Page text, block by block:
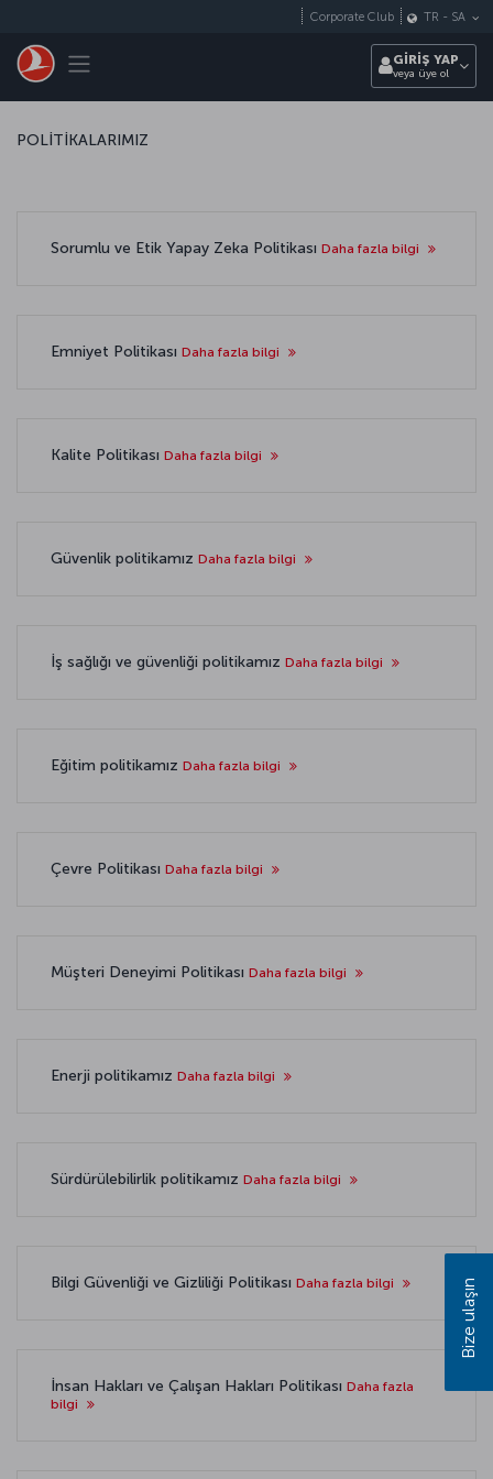
Toggle navigation
Corporate Club TR - SA
GİRİŞ YAP
veya üye ol
POLİTİKALARIMIZ
Sorumlu ve Etik Yapay Zeka Politikası Daha fazla bilgi
Emniyet Politikası Daha fazla bilgi
Kalite Politikası Daha fazla bilgi
Güvenlik politikamız Daha fazla bilgi
İş sağlığı ve güvenliği politikamız Daha fazla bilgi
Eğitim politikamız Daha fazla bilgi
Çevre Politikası Daha fazla bilgi
Müşteri Deneyimi Politikası Daha fazla bilgi
Enerji politikamız Daha fazla bilgi
Sürdürülebilirlik politikamız Daha fazla bilgi
Bilgi Güvenliği ve Gizliliği Politikası Daha fazla bilgi
İnsan Hakları ve Çalışan Hakları Politikası Daha fazla
bilgi
Bize ulaşın